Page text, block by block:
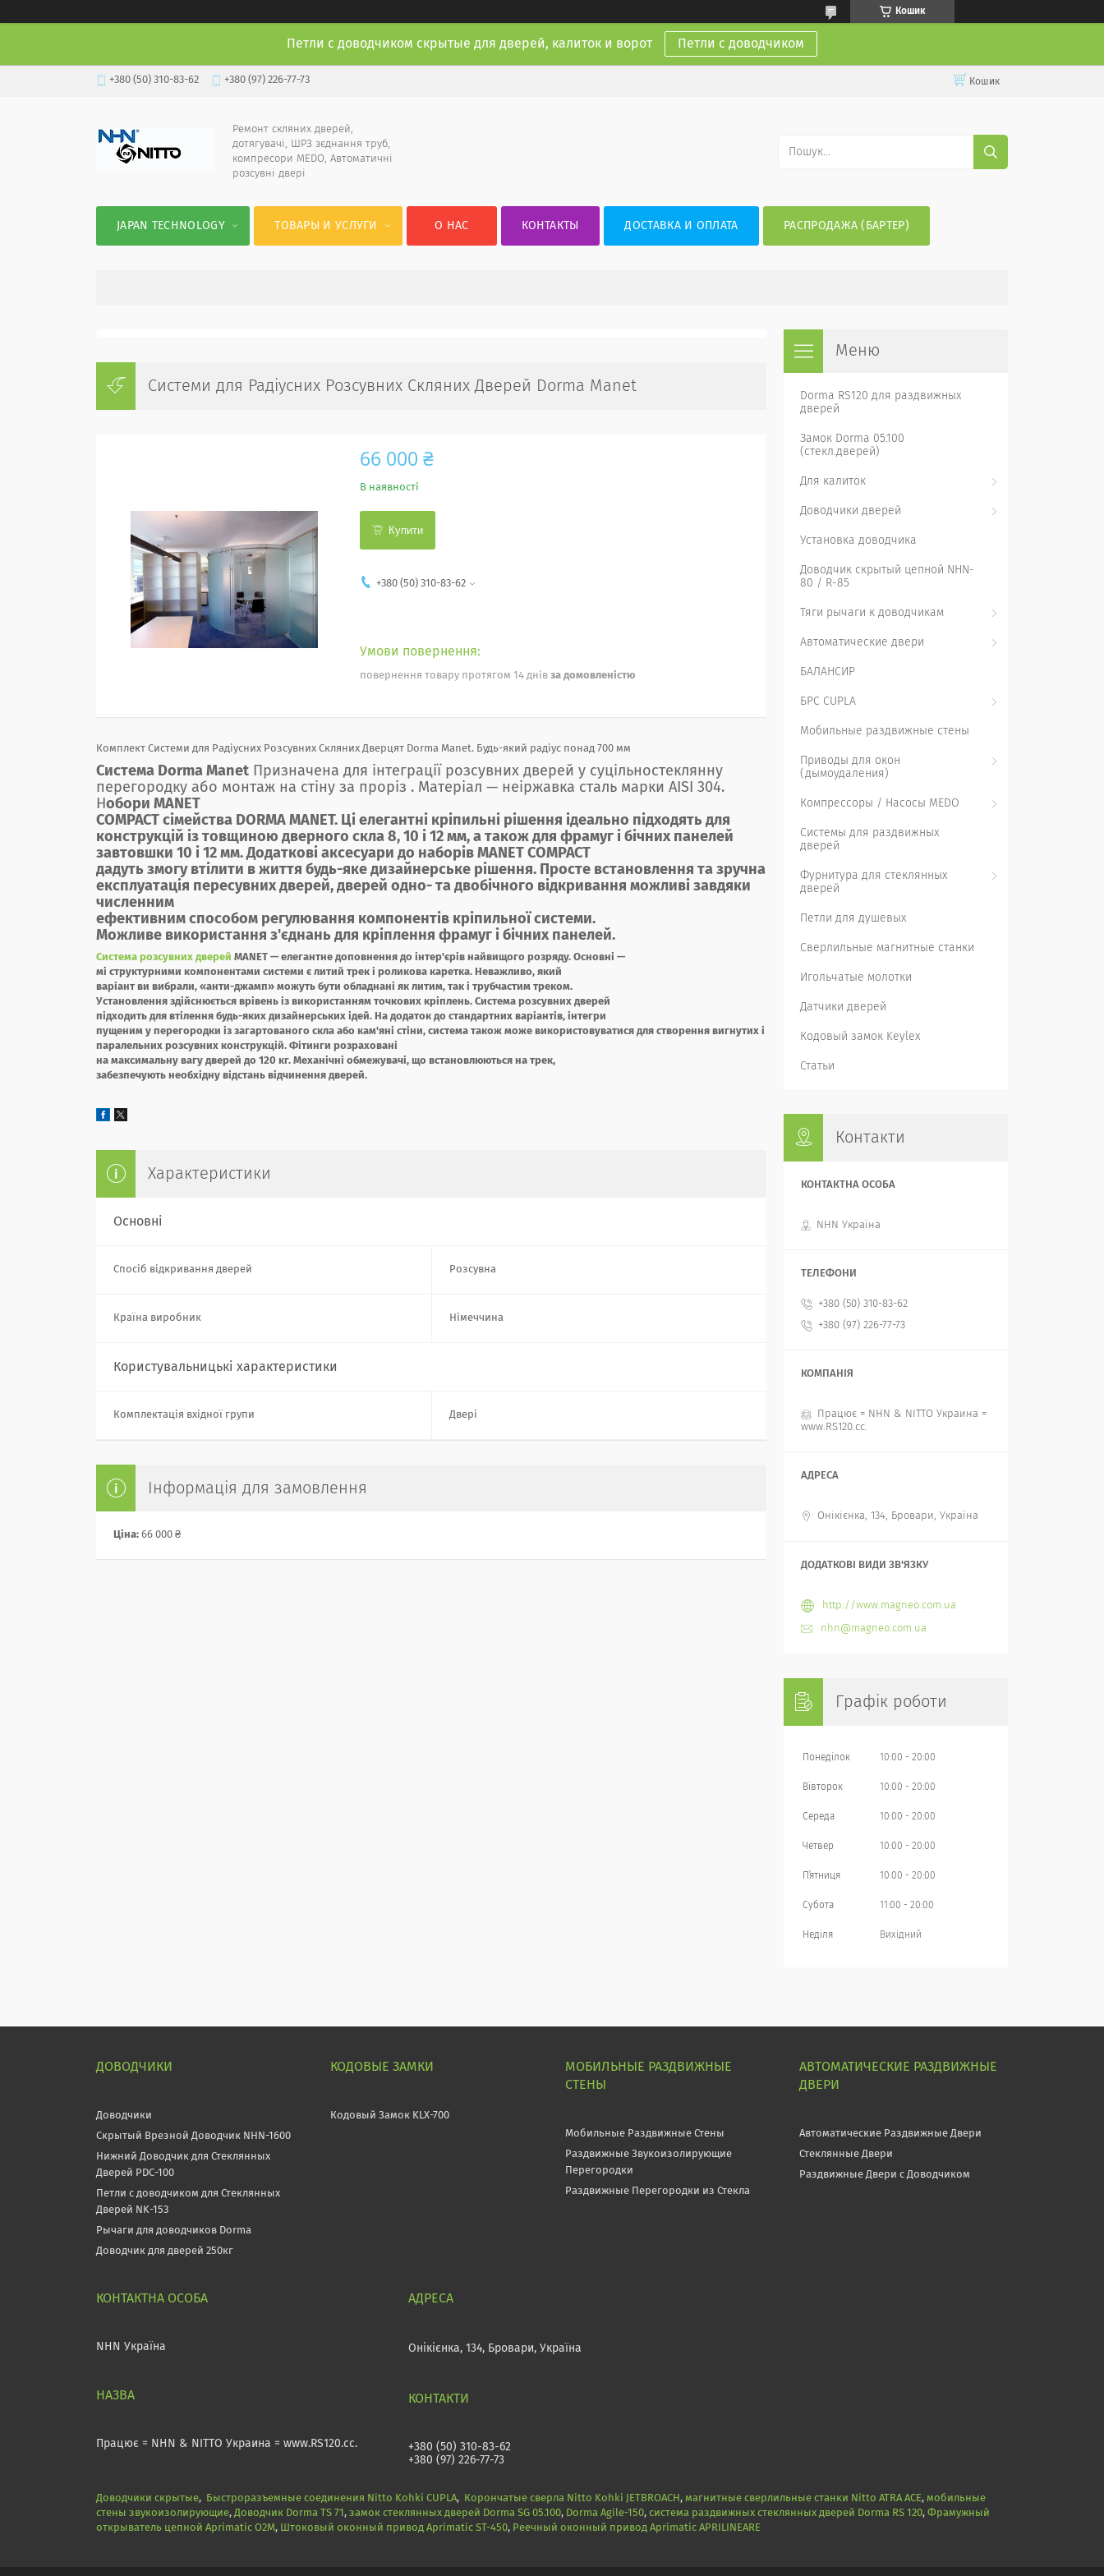
Кошик
Петли с доводчиком скрытые для дверей, калиток и ворот Петли с доводчиком
+380 (50) 310-83-62 +380 (97) 226-77-73 Кошик
Ремонт скляних дверей,
дотягувачі, ШРЗ зєднання труб,
компресори MEDO, Автоматичні
розсувні двері
JAPAN TECHNOLOGY ТОВАРЫ И УСЛУГИ О НАС КОНТАКТЫ ДОСТАВКА И ОПЛАТА РАСПРОДАЖА (БАРТЕР)
Системи для Радіусних Розсувних Скляних Дверей Dorma Manet
66 000 ₴
В наявності
Купити
+380 (50) 310-83-62
повернення товару протягом 14 днів за домовленістю
Комплект Системи для Радіусних Розсувних Скляних Дверцят Dorma Manet. Будь-який радіус понад 700 мм
Система Dorma Manet Призначена для інтеграції розсувних дверей у суцільностеклянну
перегородку або монтаж на стіну за проріз . Матеріал — неіржавка сталь марки AISI 304.
Нобори MANET
COMPACT сімейства DORMA MANET. Ці елегантні кріпильні рішення ідеально підходять для
конструкцій із товщиною дверного скла 8, 10 і 12 мм, а також для фрамуг і бічних панелей
завтовшки 10 і 12 мм. Додаткові аксесуари до наборів MANET COMPACT
дадуть змогу втілити в життя будь-яке дизайнерське рішення. Просте встановлення та зручна
експлуатація пересувних дверей, дверей одно- та двобічного відкривання можливі завдяки
численним
ефективним способом регулювання компонентів кріпильної системи.
Можливе використання з'єднань для кріплення фрамуг і бічних панелей.
Система розсувних дверей MANET — елегантне доповнення до інтер'єрів найвищого розряду. Основні —
мі структурними компонентами системи є литий трек і роликова каретка. Неважливо, який
варіант ви вибрали, «анти-джамп» можуть бути обладнані як литим, так і трубчастим треком.
Установлення здійснюється врівень із використанням точкових кріплень. Система розсувних дверей
підходить для втілення будь-яких дизайнерських ідей. На додаток до стандартних варіантів, інтегри
пущеним у перегородки із загартованого скла або кам'яні стіни, система також може використовуватися для створення вигнутих і
паралельних розсувних конструкцій. Фітинги розраховані
на максимальну вагу дверей до 120 кг. Механічні обмежувачі, що встановлюються на трек,
забезпечують необхідну відстань відчинення дверей.
Характеристики
Основні
Спосіб відкривання дверей Розсувна
Країна виробник Німеччина
Користувальницькі характеристики
Комплектація вхідної групи Двері
Інформація для замовлення
Ціна: 66 000 ₴
Dorma RS120 для раздвижных
дверей
Замок Dorma 05.100
(стекл.дверей)
Для калиток
Доводчики дверей
Установка доводчика
Доводчик скрытый цепной NHN-
80 / R-85
Тяги рычаги к доводчикам
Автоматические двери
БАЛАНСИР
БРС CUPLA
Мобильные раздвижные стены
Приводы для окон
(дымоудаления)
Компрессоры / Насосы MEDO
Системы для раздвижных
дверей
Фурнитура для стеклянных
дверей
Петли для душевых
Сверлильные магнитные станки
Игольчатые молотки
Датчики дверей
Кодовый замок Keylex
Статьи
Контакти
NHN Україна
+380 (50) 310-83-62
+380 (97) 226-77-73
Працює = NHN & NITTO Украина =
www.RS120.cc.
Онікієнка, 134, Бровари, Україна
http://www.magneo.com.ua
nhn@magneo.com.ua
Графік роботи
Понеділок 10:00 20:00
Вівторок 10:00 20:00
Середа 10:00 20:00
Четвер 10:00 20:00
Пʼятниця 10:00 20:00
Субота 11:00 20:00
Неділя Вихідний
ДОВОДЧИКИ
Доводчики
Скрытый Врезной Доводчик NHN-1600
Нижний Доводчик для Стеклянных
Дверей PDC-100
Петли с доводчиком для Стеклянных
Дверей NK-153
Рычаги для доводчиков Dorma
Доводчик для дверей 250кг
КОДОВЫЕ ЗАМКИ
Кодовый Замок KLX-700
МОБИЛЬНЫЕ РАЗДВИЖНЫЕ
СТЕНЫ
Мобильные Раздвижные Стены
Раздвижные Звукоизолирующие
Перегородки
Раздвижные Перегородки из Стекла
АВТОМАТИЧЕСКИЕ РАЗДВИЖНЫЕ
ДВЕРИ
Автоматические Раздвижные Двери
Стеклянные Двери
Раздвижные Двери с Доводчиком
NHN Україна
Працює = NHN & NITTO Украина = www.RS120.cc.
Онікієнка, 134, Бровари, Україна
+380 (50) 310-83-62
+380 (97) 226-77-73
Доводчики скрытые, Быстроразъемные соединения Nitto Kohki CUPLA, Корончатые сверла Nitto Kohki JETBROACH, магнитные сверлильные станки Nitto ATRA ACE, мобильные
стены звукоизолирующие, Доводчик Dorma TS 71 , замок стеклянных дверей Dorma SG 05.100, Dorma Agile-150, система раздвижных стеклянных дверей Dorma RS 120, Фрамужный
открыватель цепной Aprimatic O2M, Штоковый оконный привод Aprimatic ST-450, Реечный оконный привод Aprimatic APRILINEARE